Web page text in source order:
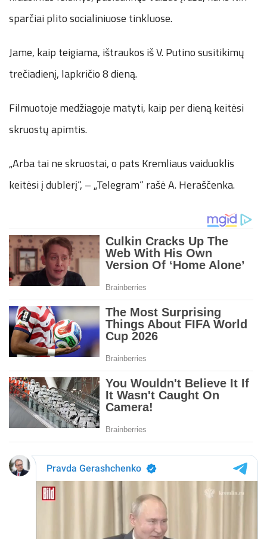
sparčiai plito socialiniuose tinkluose.
Jame, kaip teigiama, ištraukos iš V. Putino susitikimų
trečiadienį, lapkričio 8 dieną.
Filmuotoje medžiagoje matyti, kaip per dieną keitėsi
skruostų apimtis.
„Arba tai ne skruostai, o pats Kremliaus vaiduoklis
keitėsi į dublerį“, – „Telegram“ rašė A. Heraščenka.